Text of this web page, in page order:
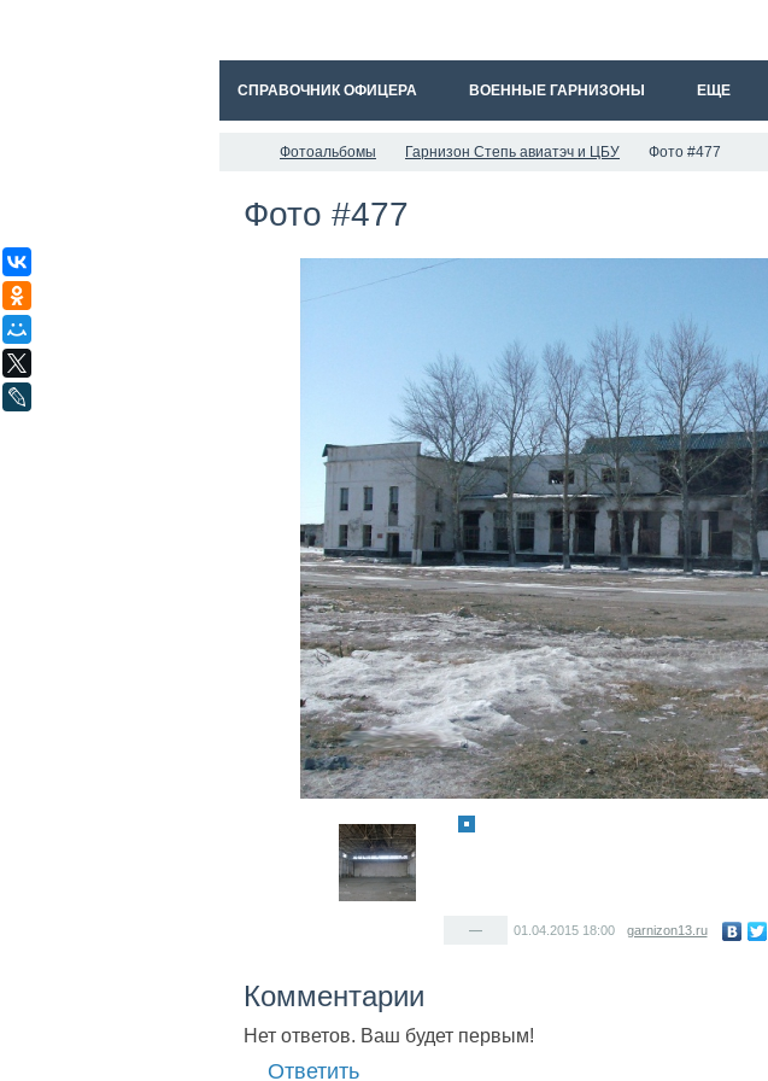
СПРАВОЧНИК ОФИЦЕРА ВОЕННЫЕ ГАРНИЗОНЫ ЕЩЕ
Фотоальбомы Гарнизон Степь авиатэч и ЦБУ Фото #477
Фото #477
— 01.04.2015 18:00 garnizon13.ru
Комментарии
Нет ответов. Ваш будет первым!
Ответить